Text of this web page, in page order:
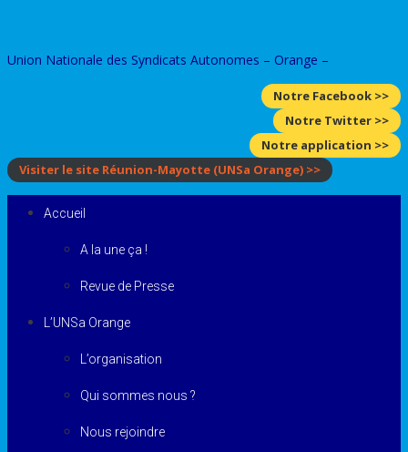
content
Union Nationale des Syndicats Autonomes – Orange –
Notre Facebook >>
Notre Twitter >>
Notre application >>
Visiter le site Réunion-Mayotte (UNSa Orange) >>
Accueil
A la une ça !
Revue de Presse
L’UNSa Orange
L’organisation
Qui sommes nous ?
Nous rejoindre